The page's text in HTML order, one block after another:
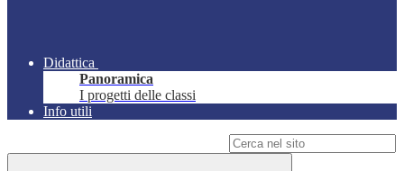
Didattica
Panoramica
I progetti delle classi
Info utili